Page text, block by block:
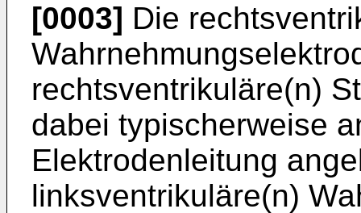
[0003] Die
rechtsventrikuläre(n)
dabei typischerweise
Elektrodenleitung
linksventrikuläre(n)